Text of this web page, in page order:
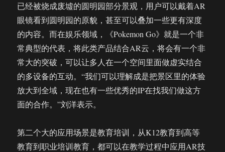
已经被烧成废墟的圆明园部分景观，用户可以戴着AR
眼镜看到圆明园的原貌，甚至可以叠加一些更有深度
的内容。而在娱乐领域，《Pokemon Go》就是一个非
常典型的代表，将此类产品结合AR云，将会有一个非
常大的突破，可以让多人在一个空间里面做虚实结合
的多设备的互动。“我们可以理解成是把景区里的体验
放大到全域，现在也有一些优秀的IP在找我们做这方
面的合作。”刘洋表示。
第二个大的应用场景是教育培训，从K12教育到高等
教育到职业培训教育，都可以在教学过程中应用AR技